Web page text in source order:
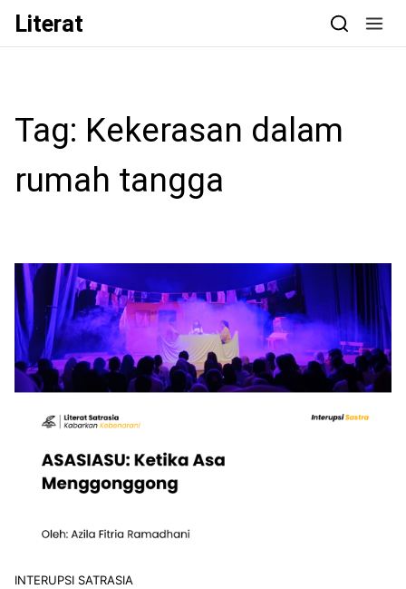
Skip to content
Literat
Tag: Kekerasan dalam
rumah tangga
INTERUPSI SATRASIA